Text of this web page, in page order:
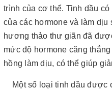
trình của cơ thể. Tinh dầu
của các hormone và làm dịu
hương thảo thư giãn đã
mức độ hormone căng
hồng làm dịu, có thể giúp
Một số loại tinh dầu được